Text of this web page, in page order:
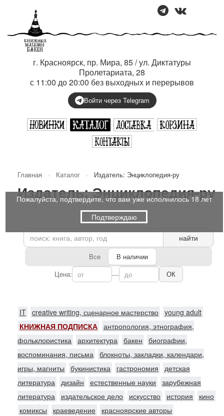
г. Красноярск, пр. Мира, 85 / ул. Диктатуры
Пролетариата, 28
с 11:00 до 20:00 без выходных и перерывов
Войти через Telegram
Главная › Каталог › Издатель: Энциклопедия-ру
Издатель: Энциклопедия-ру
найти
Все
В наличии
Цена:
— ОК
IT creative writing, сценарное мастерство young adult
КНИЖНАЯ ПОДПИСКА антропология, этнография,
фольклористика архитектура бакен
биографии,
воспоминания, письма блокноты, закладки, календари,
игры, магниты
букинистика гастрономия
детская
литература дизайн естественные науки
зарубежная
литература
издательское дело искусство история
кино
комиксы
краеведение
красноярские авторы
Пожалуйста, подтвердите, что вам уже исполнилось 18 лет
Подтверждаю